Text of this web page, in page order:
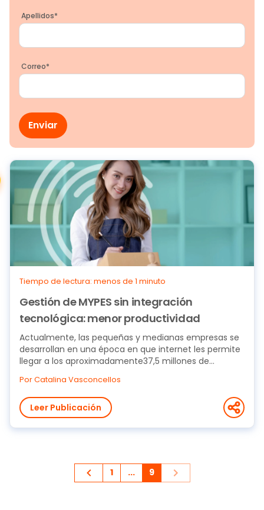
Apellidos*
Correo*
Tiempo de lectura: menos de 1 minuto
Gestión de MYPES sin integración
tecnológica: menor productividad
Actualmente, las pequeñas y medianas empresas se
desarrollan en una época en que internet les permite
llegar a los aproximadamente37,5 millones de...
Por Catalina Vasconcellos
Leer Publicación
1 ... 9